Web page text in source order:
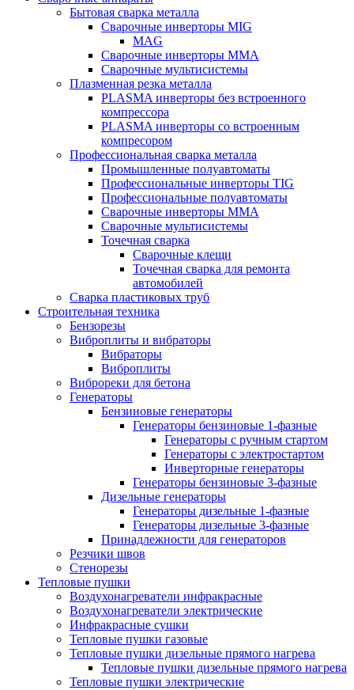
Бытовая сварка металла
Сварочные инверторы MIG
MAG
Сварочные инверторы ММА
Сварочные мультисистемы
Плазменная резка металла
PLASMA инверторы без встроенного
компрессора
PLASMA инверторы со встроенным
компресором
Профессиональная сварка металла
Промышленные полуавтоматы
Профессиональные инверторы TIG
Профессиональные полуавтоматы
Сварочные инверторы ММА
Сварочные мультисистемы
Точечная сварка
Сварочные клещи
Точечная сварка для ремонта
автомобилей
Сварка пластиковых труб
Строительная техника
Бензорезы
Виброплиты и вибраторы
Вибраторы
Виброплиты
Виброреки для бетона
Генераторы
Бензиновые генераторы
Генераторы бензиновые 1-фазные
Генераторы с ручным стартом
Генераторы с электростартом
Инверторные генераторы
Генераторы бензиновые 3-фазные
Дизельные генераторы
Генераторы дизельные 1-фазные
Генераторы дизельные 3-фазные
Принадлежности для генераторов
Резчики швов
Стенорезы
Тепловые пушки
Воздухонагреватели инфракрасные
Воздухонагреватели электрические
Инфракрасные сушки
Тепловые пушки газовые
Тепловые пушки дизельные прямого нагрева
Тепловые пушки дизельные прямого нагрева
Тепловые пушки электрические